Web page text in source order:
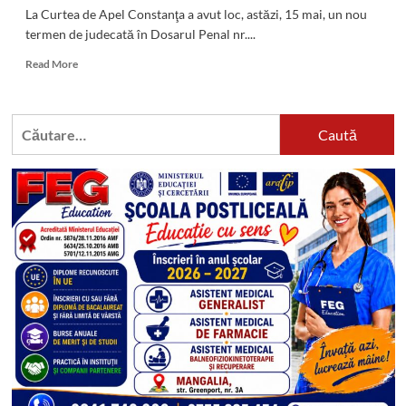
La Curtea de Apel Constanţa a avut loc, astăzi, 15 mai, un nou
termen de judecată în Dosarul Penal nr....
Read MoreRead
Acuzat
fapte
de
corupție,
primarul
Cristian
Radu
cerut
anularea
actelor
procurorului.
A
motivat
Caută